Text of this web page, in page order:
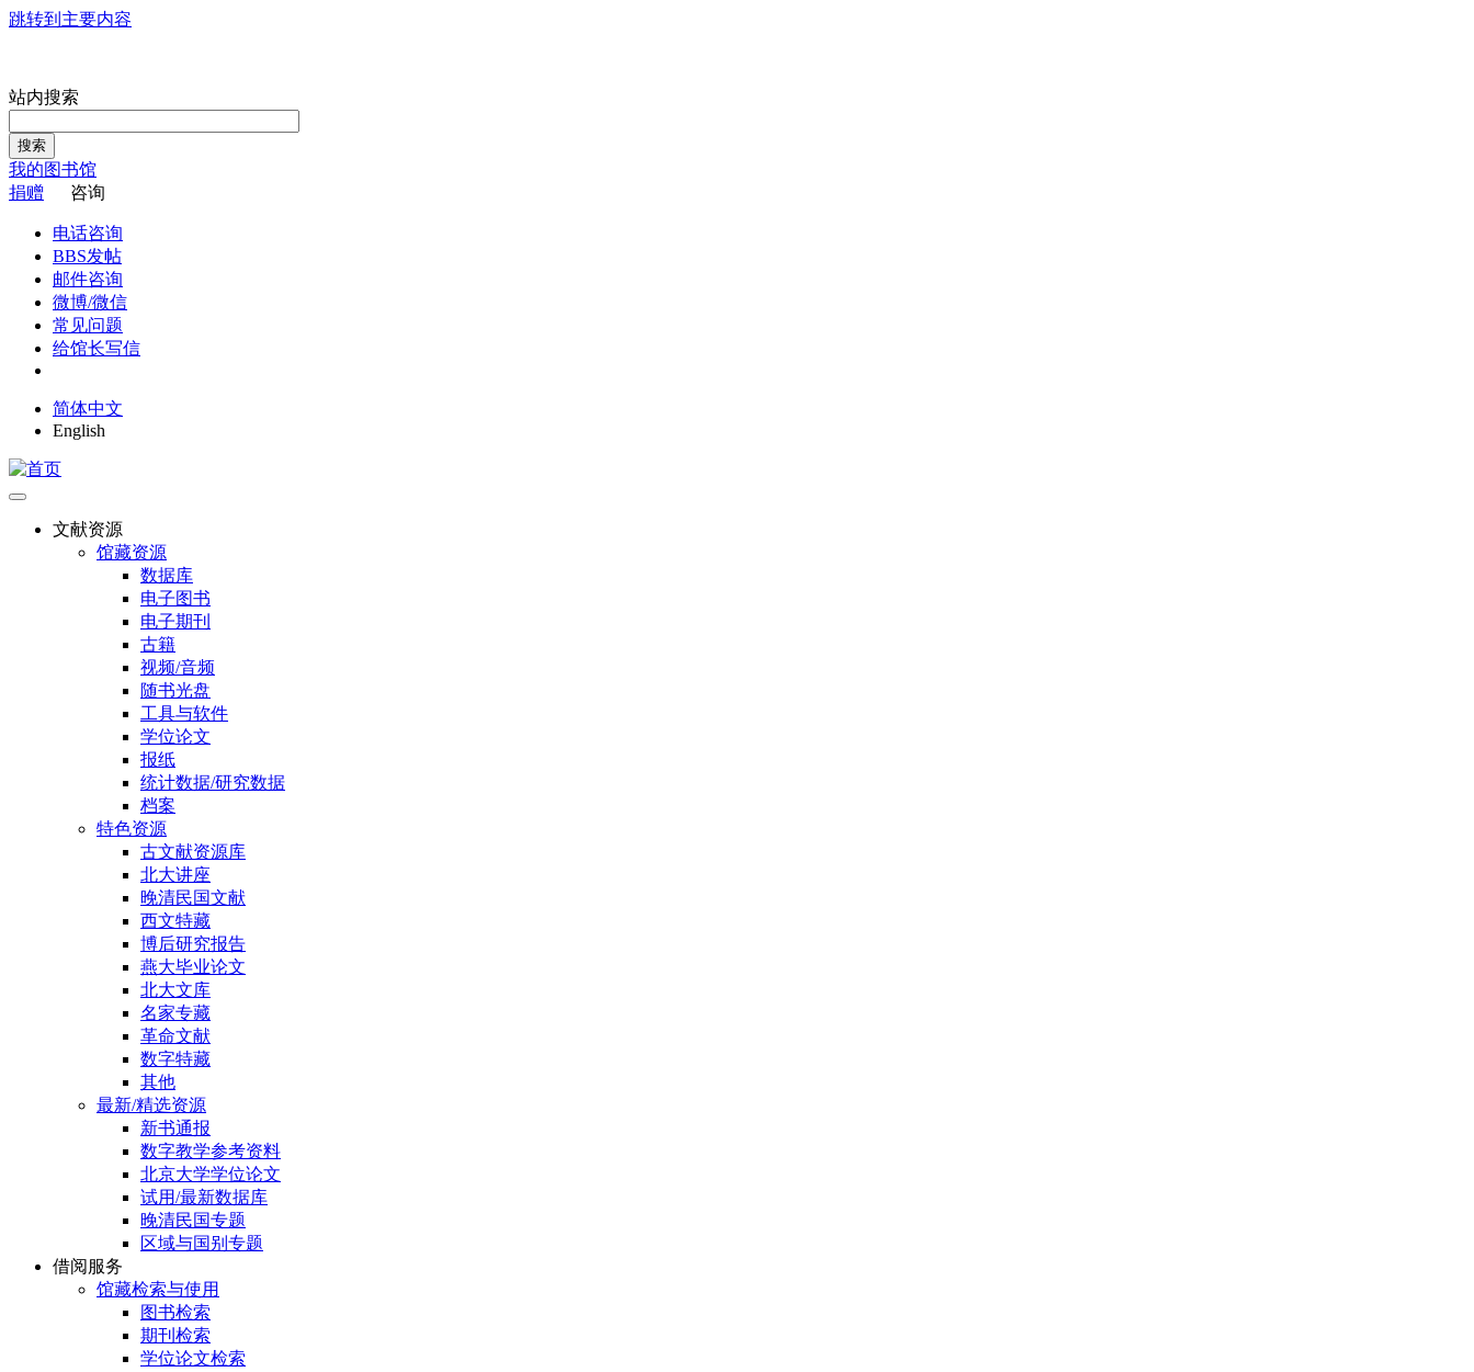
跳转到主要内容
站内搜索
搜索
我的图书馆
捐赠
咨询
电话咨询
BBS发帖
邮件咨询
微博/微信
常见问题
给馆长写信
简体中文
English
文献资源
馆藏资源
数据库
电子图书
电子期刊
古籍
视频/音频
随书光盘
工具与软件
学位论文
报纸
统计数据/研究数据
档案
特色资源
古文献资源库
北大讲座
晚清民国文献
西文特藏
博后研究报告
燕大毕业论文
北大文库
名家专藏
革命文献
数字特藏
其他
最新/精选资源
新书通报
数字教学参考资料
北京大学学位论文
试用/最新数据库
晚清民国专题
区域与国别专题
借阅服务
馆藏检索与使用
图书检索
期刊检索
学位论文检索